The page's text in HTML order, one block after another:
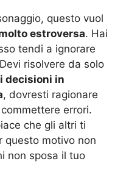
questo vuol
estroversa. Hai
tendi a ignorare
risolvere da solo
decisioni in
, dovresti ragionare
errori.
che gli altri ti
questo motivo non
non sposa il tuo